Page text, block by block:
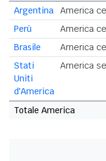
Argentina
America
Perù
America
Brasile
America
Stati
Uniti
d'America
America
Totale America